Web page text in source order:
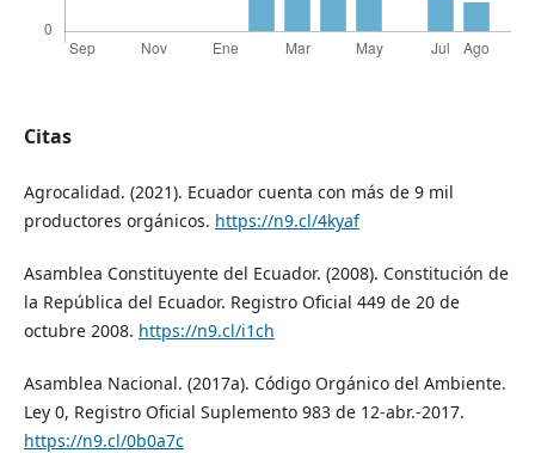
Citas
Agrocalidad. (2021). Ecuador cuenta con más de 9 mil
productores orgánicos. https://n9.cl/4kyaf
Asamblea Constituyente del Ecuador. (2008). Constitución de
la República del Ecuador. Registro Oficial 449 de 20 de
octubre 2008. https://n9.cl/i1ch
Asamblea Nacional. (2017a). Código Orgánico del Ambiente.
Ley 0, Registro Oficial Suplemento 983 de 12-abr.-2017.
https://n9.cl/0b0a7c